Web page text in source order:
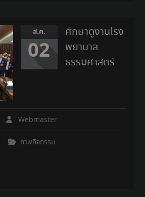
ส.ค.
02
ศึกษาดูงานโรง
พยาบาล
ธรรมศาสตร์
Webmaster
ภาพกิจกรรม